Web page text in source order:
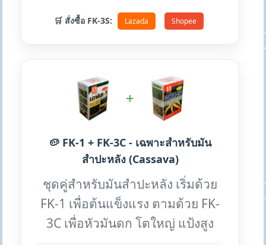
🛒 สั่งซื้อ FK-3S: Lazada Shopee
+
🥔 FK-1 + FK-3C - เฉพาะสำหรับมัน
สำปะหลัง (Cassava)
ชุดคู่สำหรับมันสำปะหลัง เริ่มด้วย
FK-1 เพื่อต้นแข็งแรง ตามด้วย FK-
3C เพื่อหัวมันดก โตใหญ่ แป้งสูง